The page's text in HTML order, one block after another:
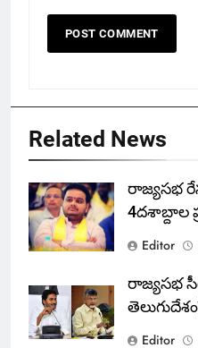
Related News
రాజ్యసభ
4దశాబ్దాల
Editor
రాజ్యసభ
Editor